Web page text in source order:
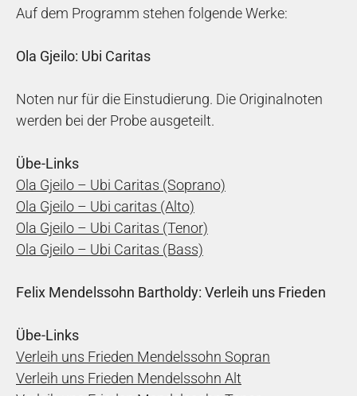
Auf dem Programm stehen folgende Werke:
Ola Gjeilo: Ubi Caritas
Noten nur für die Einstudierung. Die Originalnoten
werden bei der Probe ausgeteilt.
Übe-Links
Ola Gjeilo – Ubi Caritas (Soprano)
Ola Gjeilo – Ubi caritas (Alto)
Ola Gjeilo – Ubi Caritas (Tenor)
Ola Gjeilo – Ubi Caritas (Bass)
Felix Mendelssohn Bartholdy: Verleih uns Frieden
Übe-Links
Verleih uns Frieden Mendelssohn Sopran
Verleih uns Frieden Mendelssohn Alt